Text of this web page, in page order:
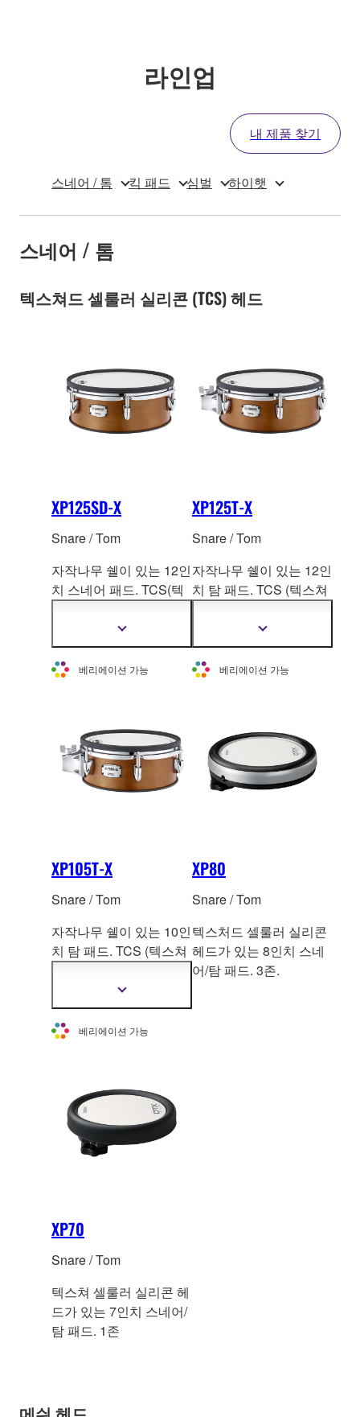
라인업
내 제품 찾기
스네어 / 톰 킥 패드 심벌 하이햇
스네어 / 톰
텍스쳐드 셀룰러 실리콘 (TCS) 헤드
XP125SD-X
Snare / Tom
자작나무 쉘이 있는 12인
치 스네어 패드. TCS(텍
더
자
한
기
베리에이션 가능
XP125T-X
Snare / Tom
자작나무 쉘이 있는 12인
치 탐 패드. TCS (텍스쳐
더
자
한
기
베리에이션 가능
XP105T-X
Snare / Tom
자작나무 쉘이 있는 10인
치 탐 패드. TCS (텍스쳐
더
자
한
기
베리에이션 가능
XP80
Snare / Tom
텍스처드 셀룰러 실리콘
헤드가 있는 8인치 스네
어/탐 패드. 3존.
XP70
Snare / Tom
텍스쳐 셀룰러 실리콘 헤
드가 있는 7인치 스네어/
탐 패드. 1존